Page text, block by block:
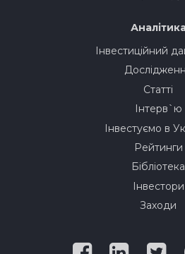
Інвестиційний
Статті
Інтерв`ю
Інвестуємо в
Рейтинги
Бібліотека
Інвестори
Заходи